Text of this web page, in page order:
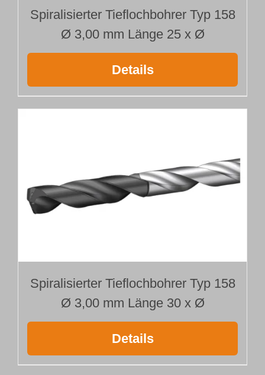
Spiralisierter Tieflochbohrer Typ 158
Ø 3,00 mm Länge 25 x Ø
Details
Spiralisierter Tieflochbohrer Typ 158
Ø 3,00 mm Länge 30 x Ø
Details